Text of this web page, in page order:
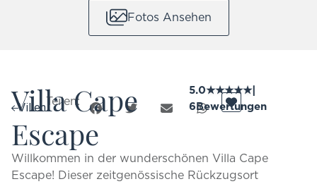
Fotos Ansehen
VillenTeilen:
Villa Cape
Escape
5.0★★★★★|
6Bewertungen
Willkommen in der wunderschönen Villa Cape
Escape! Dieser zeitgenössische Rückzugsort